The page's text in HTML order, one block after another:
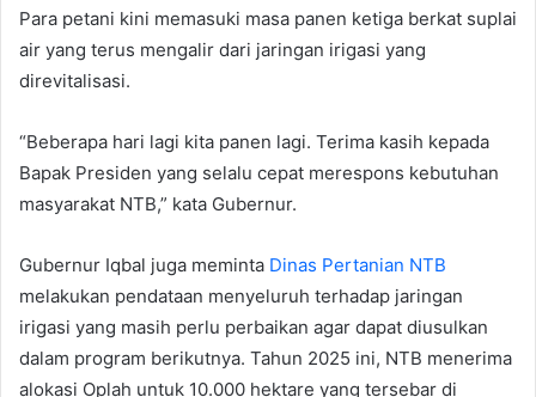
Para petani kini memasuki masa panen ketiga berkat suplai
air yang terus mengalir dari jaringan irigasi yang
direvitalisasi.
“Beberapa hari lagi kita panen lagi. Terima kasih kepada
Bapak Presiden yang selalu cepat merespons kebutuhan
masyarakat NTB,” kata Gubernur.
Gubernur Iqbal juga meminta Dinas Pertanian NTB
melakukan pendataan menyeluruh terhadap jaringan
irigasi yang masih perlu perbaikan agar dapat diusulkan
dalam program berikutnya. Tahun 2025 ini, NTB menerima
alokasi Oplah untuk 10.000 hektare yang tersebar di